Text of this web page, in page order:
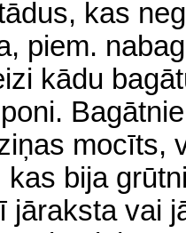
kas
piem.
kādu
mocīts,
kas bija
jāraksta vai